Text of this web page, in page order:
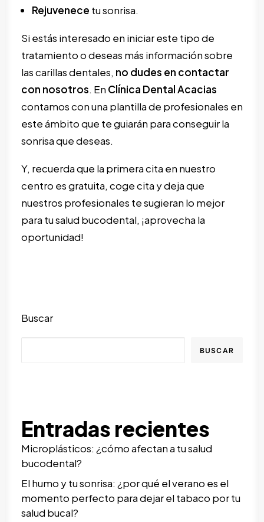
Rejuvenece tu sonrisa.
Si estás interesado en iniciar este tipo de
tratamiento o deseas más información sobre
las carillas dentales, no dudes en contactar
con nosotros. En Clínica Dental Acacias
contamos con una plantilla de profesionales en
este ámbito que te guiarán para conseguir la
sonrisa que deseas.
Y, recuerda que la primera cita en nuestro
centro es gratuita, coge cita y deja que
nuestros profesionales te sugieran lo mejor
para tu salud bucodental, ¡aprovecha la
oportunidad!
Buscar
BUSCAR
Entradas recientes
Microplásticos: ¿cómo afectan a tu salud
bucodental?
El humo y tu sonrisa: ¿por qué el verano es el
momento perfecto para dejar el tabaco por tu
salud bucal?